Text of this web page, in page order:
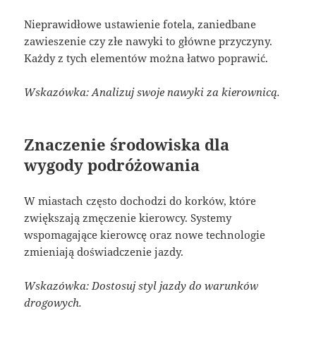
Nieprawidłowe ustawienie fotela, zaniedbane
zawieszenie czy złe nawyki to główne przyczyny.
Każdy z tych elementów można łatwo poprawić.
Wskazówka: Analizuj swoje nawyki za kierownicą.
Znaczenie środowiska dla
wygody podróżowania
W miastach często dochodzi do korków, które
zwiększają zmęczenie kierowcy. Systemy
wspomagające kierowcę oraz nowe technologie
zmieniają doświadczenie jazdy.
Wskazówka: Dostosuj styl jazdy do warunków
drogowych.